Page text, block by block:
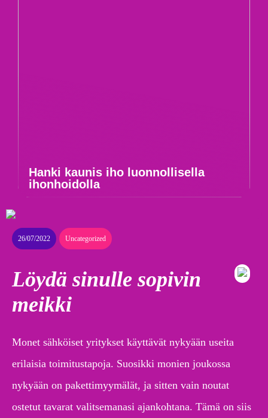
Hanki kaunis iho luonnollisella
ihonhoidolla
26/07/2022 Uncategorized
Löydä sinulle sopivin
meikki
Monet sähköiset yritykset käyttävät nykyään useita
erilaisia toimitustapoja. Suosikki monien joukossa
nykyään on pakettimyymälät, ja sitten vain noutat
ostetut tavarat valitsemanasi ajankohtana. Tämä on siis